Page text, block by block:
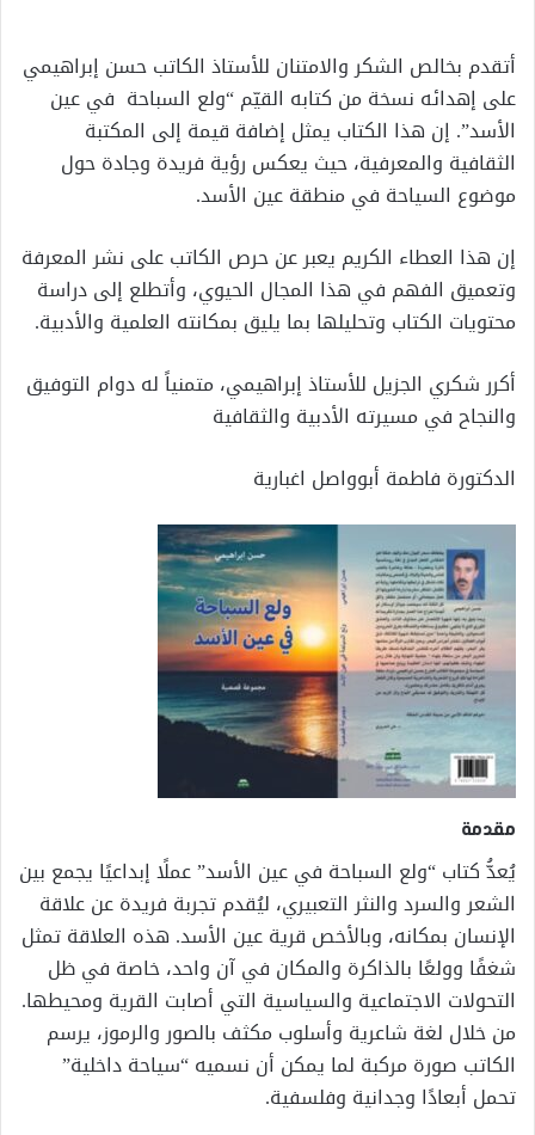
أتقدم بخالص الشكر والامتنان للأستاذ الكاتب حسن إبراهيمي
على إهدائه نسخة من كتابه القيّم “ولع السباحة في عين
الأسد”. إن هذا الكتاب يمثل إضافة قيمة إلى المكتبة
الثقافية والمعرفية، حيث يعكس رؤية فريدة وجادة حول
موضوع السياحة في منطقة عين الأسد.
إن هذا العطاء الكريم يعبر عن حرص الكاتب على نشر المعرفة
وتعميق الفهم في هذا المجال الحيوي، وأتطلع إلى دراسة
محتويات الكتاب وتحليلها بما يليق بمكانته العلمية والأدبية.
أكرر شكري الجزيل للأستاذ إبراهيمي، متمنياً له دوام التوفيق
والنجاح في مسيرته الأدبية والثقافية
الدكتورة فاطمة أبوواصل اغبارية
مقدمة
يُعدُّ كتاب “ولع السباحة في عين الأسد” عملًا إبداعيًا يجمع بين
الشعر والسرد والنثر التعبيري، ليُقدم تجربة فريدة عن علاقة
الإنسان بمكانه، وبالأخص قرية عين الأسد. هذه العلاقة تمثل
شغفًا وولعًا بالذاكرة والمكان في آن واحد، خاصة في ظل
التحولات الاجتماعية والسياسية التي أصابت القرية ومحيطها.
من خلال لغة شاعرية وأسلوب مكثف بالصور والرموز، يرسم
الكاتب صورة مركبة لما يمكن أن نسميه “سياحة داخلية”
تحمل أبعادًا وجدانية وفلسفية.